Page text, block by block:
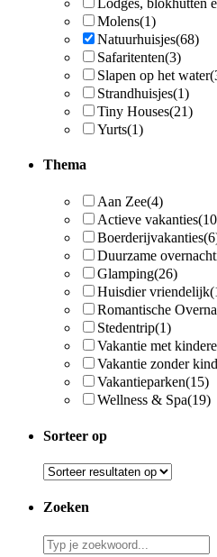
Lodges, blokhutten
Molens(1)
Natuurhuisjes(68)
Safaritenten(3)
Slapen op het water
Strandhuisjes(1)
Tiny Houses(21)
Yurts(1)
Thema
Aan Zee(4)
Actieve vakanties
Boerderijvakanties
Duurzame
Glamping(26)
Huisdier vriendelijk
Romantische
Stedentrip(1)
Vakantie met
Vakantie zonder
Vakantieparken(15)
Wellness & Spa(19)
Sorteer op
Zoeken